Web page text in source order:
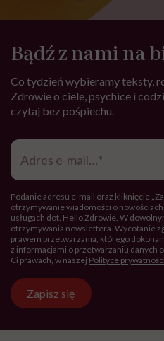
Bądź z nami na
Co tydzień wybieramy teksty,
Zdrowie o ciele, psychice i
czytaj bez pośpiechu.
Adres
mail*
Podanie adresu e-mail oraz kliknięcie
otrzymywanie wiadomości o
usługach dot. Hello Zdrowie. W
otrzymywania newslettera. Wycofanie
prawem przetwarzania, którego
z informacjami o przetwarzaniu danych
Ci prawach, w naszej Polityce prywatności
Zapisz się